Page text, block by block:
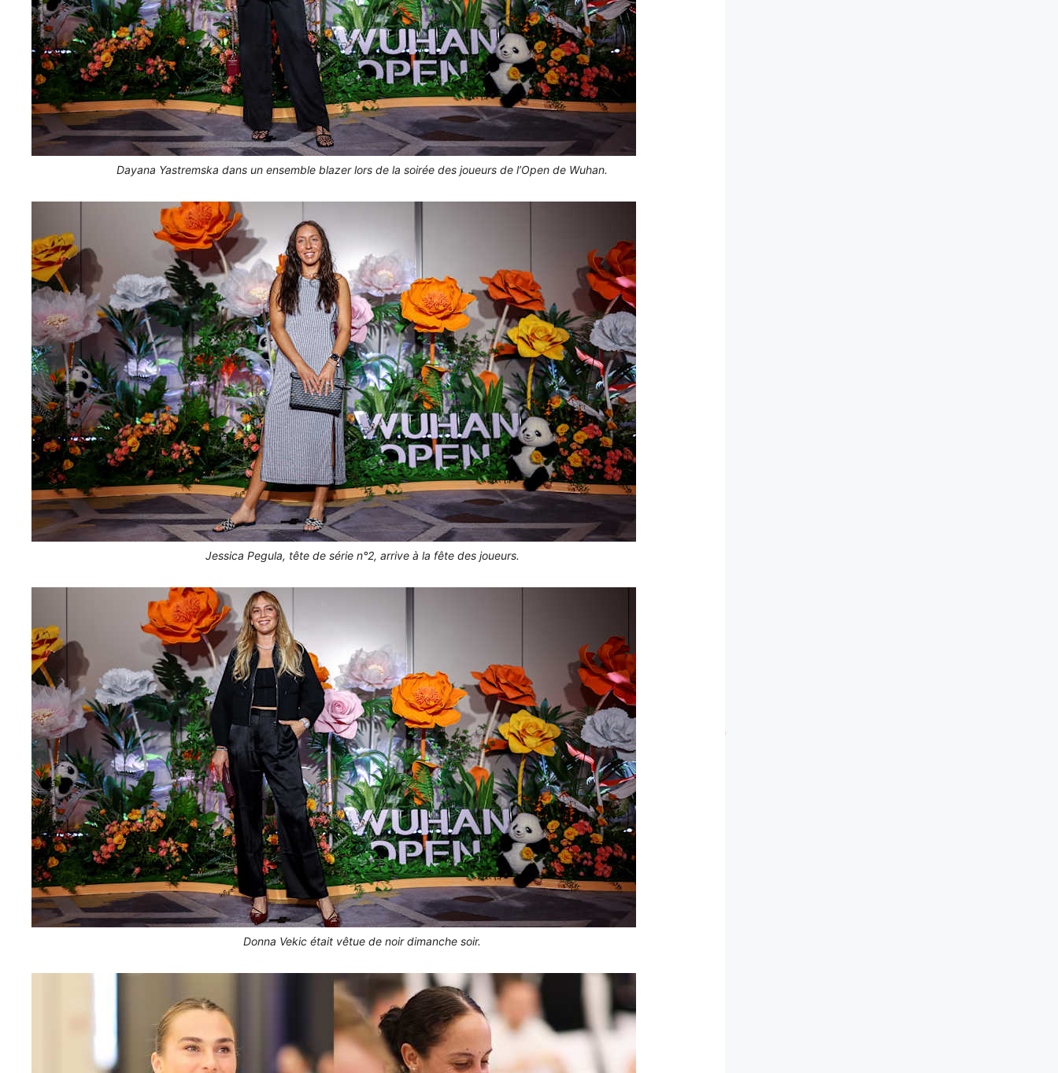
Dayana Yastremska dans un ensemble blazer lors de la soirée des joueurs de l’Open de Wuhan.
Jessica Pegula, tête de série n°2, arrive à la fête des joueurs.
Donna Vekic était vêtue de noir dimanche soir.